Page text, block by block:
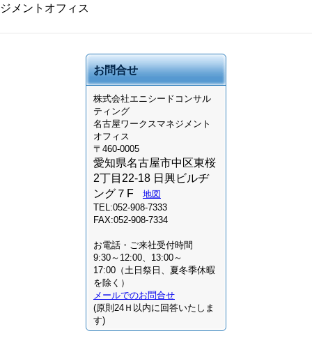
ジメントオフィス
お問合せ
株式会社エニシードコンサル
ティング
名古屋ワークスマネジメント
オフィス
〒460-0005
愛知県名古屋市中区東桜
2丁目22-18 日興ビルヂ
ング７F
地図
TEL:052-908-7333
FAX:052-908-7334
お電話・ご来社受付時間
9:30～12:00、13:00～
17:00（土日祭日、夏冬季休暇
を除く）
メールでのお問合せ
(原則24Ｈ以内に回答いたしま
す)